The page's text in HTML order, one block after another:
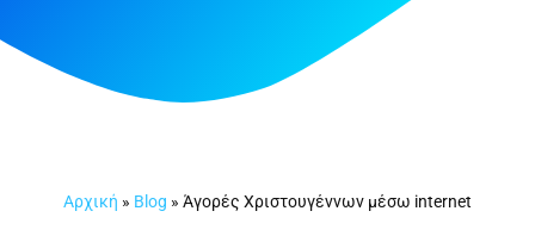
Αρχική » Blog » Άγορές Χριστουγέννων μέσω internet